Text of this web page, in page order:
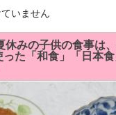
いません
休みの子供の食事は
った「和食」「日本